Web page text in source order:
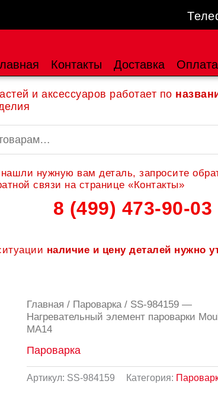
Контакты Доставка Оплата
и аксессуаров работает по
нужную вам деталь, запросите
связи на странице «Контакты»
8 (499) 473-90-03
наличие и цену деталей нужно
Главная / Пароварка/ SS-984159 —
Нагревательный элемент пароварки
MA14
Пароварка
Артикул: SS-984159 Категория: